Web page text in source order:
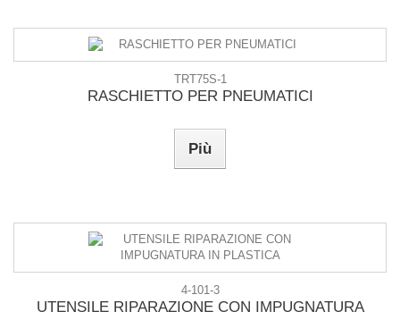
TRT75S-1
RASCHIETTO PER PNEUMATICI
Più
4-101-3
UTENSILE RIPARAZIONE CON IMPUGNATURA